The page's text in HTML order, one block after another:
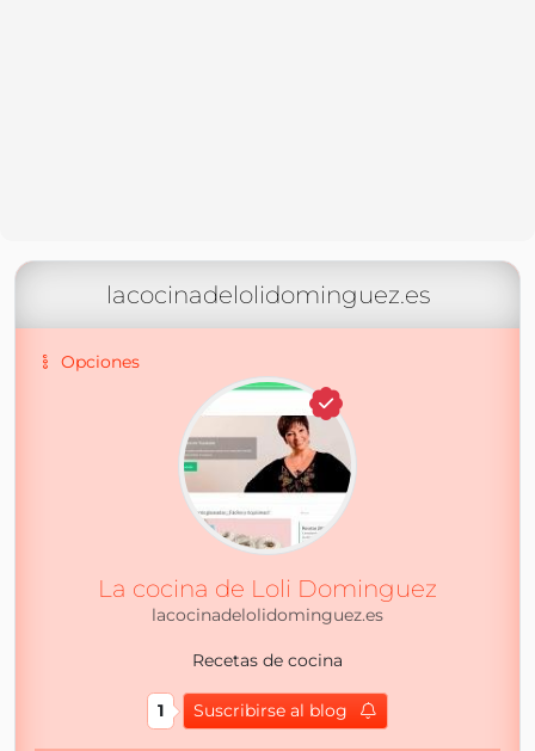
lacocinadelolidominguez.es
Opciones
La cocina de Loli Dominguez
lacocinadelolidominguez.es
Recetas de cocina
1 Suscribirse al blog